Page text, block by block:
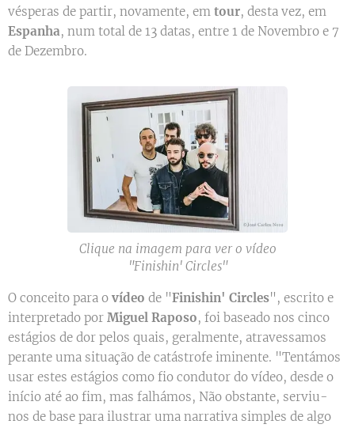
vésperas de partir, novamente, em tour, desta vez, em
Espanha, num total de 13 datas, entre 1 de Novembro e 7
de Dezembro.
Clique na imagem para ver o vídeo
"Finishin' Circles"
O conceito para o vídeo de "Finishin' Circles", escrito e
interpretado por Miguel Raposo, foi baseado nos cinco
estágios de dor pelos quais, geralmente, atravessamos
perante uma situação de catástrofe iminente. "Tentámos
usar estes estágios como fio condutor do vídeo, desde o
início até ao fim, mas falhámos, Não obstante, serviu-
nos de base para ilustrar uma narrativa simples de algo